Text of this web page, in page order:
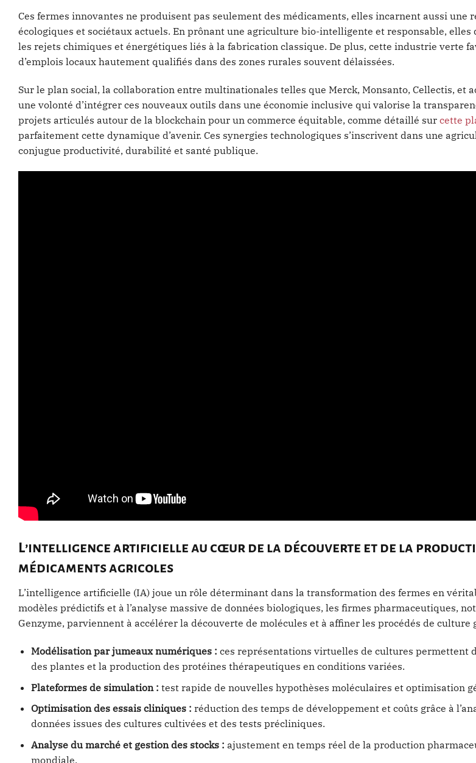
Ces fermes innovantes ne produisent pas seulement des médicaments, elles incarnent aussi une
écologiques et sociétaux actuels. En prônant une agriculture bio-intelligente et responsable,
les rejets chimiques et énergétiques liés à la fabrication classique. De plus, cette industrie verte
d’emplois locaux hautement qualifiés dans des zones rurales souvent délaissées.
Sur le plan social, la collaboration entre multinationales telles que Merck, Monsanto, Cellectis, et
une volonté d’intégrer ces nouveaux outils dans une économie inclusive qui valorise la
projets articulés autour de la blockchain pour un commerce équitable, comme détaillé sur cette
parfaitement cette dynamique d’avenir. Ces synergies technologiques s’inscrivent dans une
conjugue productivité, durabilité et santé publique.
L’intelligence artificielle au cœur de la découverte et de la
médicaments agricoles
L’intelligence artificielle (IA) joue un rôle déterminant dans la transformation des fermes en
modèles prédictifs et à l’analyse massive de données biologiques, les firmes pharmaceutiques,
Genzyme, parviennent à accélérer la découverte de molécules et à affiner les procédés de
Modélisation par jumeaux numériques : ces représentations virtuelles de cultures permettent
des plantes et la production des protéines thérapeutiques en conditions variées.
Plateformes de simulation : test rapide de nouvelles hypothèses moléculaires et optimisation
Optimisation des essais cliniques : réduction des temps de développement et coûts grâce à
données issues des cultures cultivées et des tests précliniques.
Analyse du marché et gestion des stocks : ajustement en temps réel de la production
mondiale.